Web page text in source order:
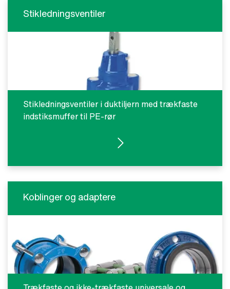
Stikledningsventiler
Stikledningsventiler i duktiljern med trækfaste
indstiksmuffer til PE-rør
SE PRODUKTER
Koblinger og adaptere